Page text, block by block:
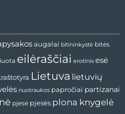
augalai bitininkystė bitės
eilėraščiai erotinis esė
Lietuva lietuvių
nuotraukos papročiai partizanai
pjesė pjesės plona knygelė